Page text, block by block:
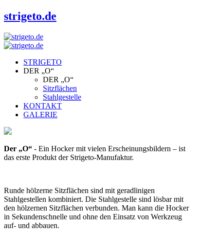
strigeto.de
STRIGETO
DER „O“
DER „O“
Sitzflächen
Stahlgestelle
KONTAKT
GALERIE
Der „O“ - Ein Hocker mit vielen Erscheinungsbildern – ist
das erste Produkt der Strigeto-Manufaktur.
Runde hölzerne Sitzflächen sind mit geradlinigen
Stahlgestellen kombiniert. Die Stahlgestelle sind lösbar mit
den hölzernen Sitzflächen verbunden. Man kann die Hocker
in Sekundenschnelle und ohne den Einsatz von Werkzeug
auf- und abbauen.